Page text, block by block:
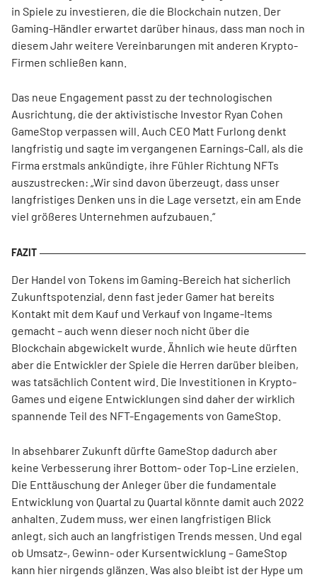
in Spiele zu investieren, die die Blockchain nutzen. Der
Gaming-Händler erwartet darüber hinaus, dass man noch in
diesem Jahr weitere Vereinbarungen mit anderen Krypto-
Firmen schließen kann.
Das neue Engagement passt zu der technologischen
Ausrichtung, die der aktivistische Investor Ryan Cohen
GameStop verpassen will. Auch CEO Matt Furlong denkt
langfristig und sagte im vergangenen Earnings-Call, als die
Firma erstmals ankündigte, ihre Fühler Richtung NFTs
auszustrecken: „Wir sind davon überzeugt, dass unser
langfristiges Denken uns in die Lage versetzt, ein am Ende
viel größeres Unternehmen aufzubauen.“
Der Handel von Tokens im Gaming-Bereich hat sicherlich
Zukunftspotenzial, denn fast jeder Gamer hat bereits
Kontakt mit dem Kauf und Verkauf von Ingame-Items
gemacht – auch wenn dieser noch nicht über die
Blockchain abgewickelt wurde. Ähnlich wie heute dürften
aber die Entwickler der Spiele die Herren darüber bleiben,
was tatsächlich Content wird. Die Investitionen in Krypto-
Games und eigene Entwicklungen sind daher der wirklich
spannende Teil des NFT-Engagements von GameStop.
In absehbarer Zukunft dürfte GameStop dadurch aber
keine Verbesserung ihrer Bottom- oder Top-Line erzielen.
Die Enttäuschung der Anleger über die fundamentale
Entwicklung von Quartal zu Quartal könnte damit auch 2022
anhalten. Zudem muss, wer einen langfristigen Blick
anlegt, sich auch an langfristigen Trends messen. Und egal
ob Umsatz-, Gewinn- oder Kursentwicklung – GameStop
kann hier nirgends glänzen. Was also bleibt ist der Hype um